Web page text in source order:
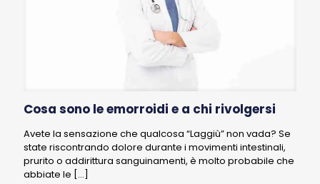
Cosa sono le emorroidi e a chi rivolgersi
Avete la sensazione che qualcosa “Laggiù” non vada? Se
state riscontrando dolore durante i movimenti intestinali,
prurito o addirittura sanguinamenti, è molto probabile che
abbiate le […]